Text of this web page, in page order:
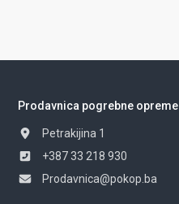
Prodavnica pogrebne opreme
Petrakijina 1
+387 33 218 930
Prodavnica@pokop.ba